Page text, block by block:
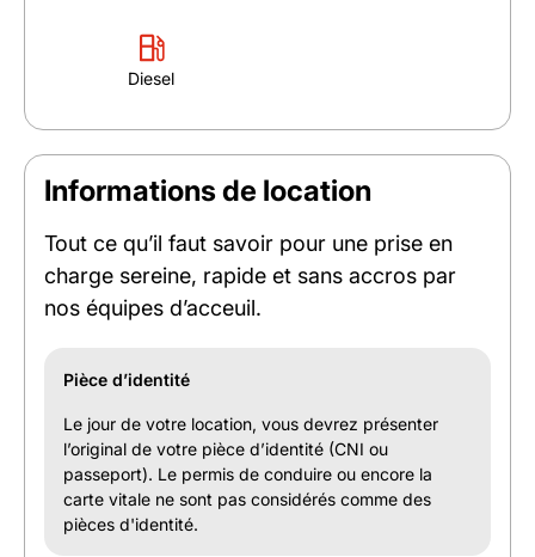
Diesel
Informations de location
Tout ce qu’il faut savoir pour une prise en
charge sereine, rapide et sans accros par
nos équipes d’acceuil.
Pièce d’identité
Le jour de votre location, vous devrez présenter
l’original de votre pièce d’identité (CNI ou
passeport). Le permis de conduire ou encore la
carte vitale ne sont pas considérés comme des
pièces d'identité.